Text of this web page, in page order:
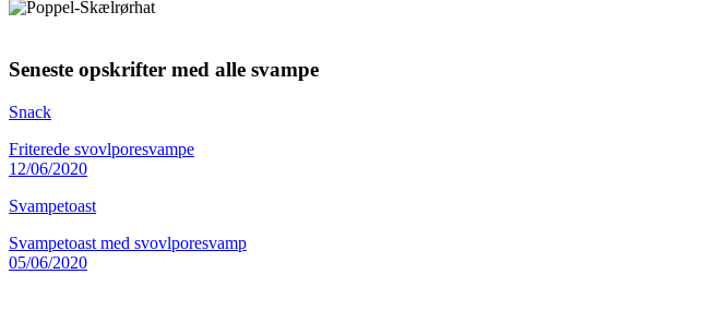
Seneste opskrifter med alle svampe
Snack
Friterede svovlporesvampe
12/06/2020
Svampetoast
Svampetoast med svovlporesvamp
05/06/2020